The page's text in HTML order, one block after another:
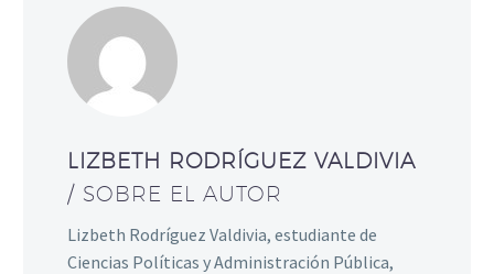
LIZBETH RODRÍGUEZ VALDIVIA
/ SOBRE EL AUTOR
Lizbeth Rodríguez Valdivia, estudiante de
Ciencias Políticas y Administración Pública,